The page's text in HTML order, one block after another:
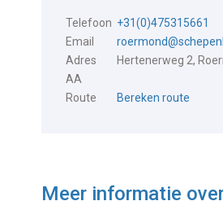
Telefoon +31(0)475315661
Email
Adres
Hertenerweg 2,
AA
Route
Bereken route
Meer informatie